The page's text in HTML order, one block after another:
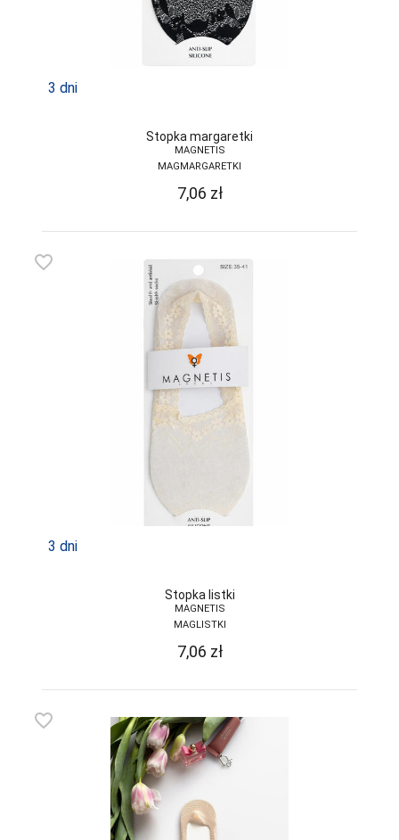
3 dni
Stopka margaretki
MAGNETIS
MAGMARGARETKI
7,06 zł
favorite_border
3 dni
Stopka listki
MAGNETIS
MAGLISTKI
7,06 zł
favorite_border